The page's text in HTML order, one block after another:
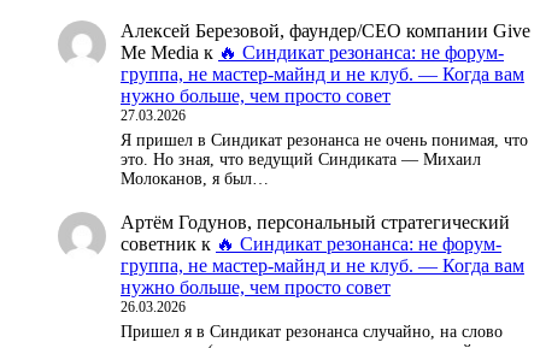
Алексей Березовой, фаундер/СЕО компании Give
Me Media к 🔥 Синдикат резонанса: не форум-
группа, не мастер-майнд и не клуб. — Когда вам
нужно больше, чем просто совет
27.03.2026
Я пришел в Синдикат резонанса не очень понимая, что
это. Но зная, что ведущий Синдиката — Михаил
Молоканов, я был…
Артём Годунов, персональный стратегический
советник к 🔥 Синдикат резонанса: не форум-
группа, не мастер-майнд и не клуб. — Когда вам
нужно больше, чем просто совет
26.03.2026
Пришел я в Синдикат резонанса случайно, на слово